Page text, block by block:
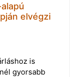
elvégzi
is
gyorsabb